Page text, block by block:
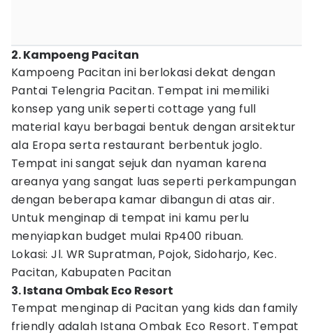
2. Kampoeng Pacitan
Kampoeng Pacitan ini berlokasi dekat dengan
Pantai Telengria Pacitan. Tempat ini memiliki
konsep yang unik seperti cottage yang full
material kayu berbagai bentuk dengan arsitektur
ala Eropa serta restaurant berbentuk joglo.
Tempat ini sangat sejuk dan nyaman karena
areanya yang sangat luas seperti perkampungan
dengan beberapa kamar dibangun di atas air.
Untuk menginap di tempat ini kamu perlu
menyiapkan budget mulai Rp400 ribuan.
Lokasi: Jl. WR Supratman, Pojok, Sidoharjo, Kec.
Pacitan, Kabupaten Pacitan
3. Istana Ombak Eco Resort
Tempat menginap di Pacitan yang kids dan family
friendly adalah Istana Ombak Eco Resort. Tempat